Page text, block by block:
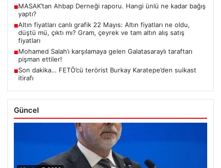
■MASAK’tan Ahbap Derneği raporu. Hangi ünlü ne kadar bağış
yaptı?
■Altın fiyatları canlı grafik 22 Mayıs: Altın fiyatları ne oldu,
düştü mü, çıktı mı? Gram, çeyrek ve tam altın alış satış
fiyatları
■Mohamed Salah’ı karşılamaya gelen Galatasaraylı taraftarı
pişman ettiler!
■Son dakika… FETÖ’cü terörist Burkay Karatepe’den suikast
itirafı
Güncel